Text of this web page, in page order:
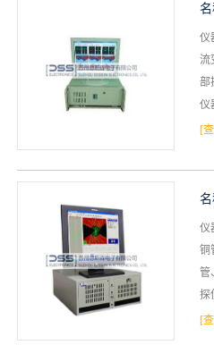
名
仪
流
部
仪
焊
[
名
仪
铜
管
探
流
[